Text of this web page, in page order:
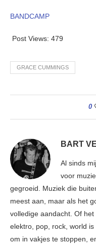
BANDCAMP
Post Views: 479
GRACE CUMMINGS
0
BART
Al sinds
voor
gegroeid. Muziek die
meest aan, maar als het
volledige aandacht. Of
elektro, pop, rock, world
om in vakjes te stoppen,